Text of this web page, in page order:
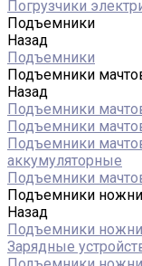
Погрузчики
Подъемники
Назад
Подъемники
Подъемники
Назад
Подъемники
Подъемники
Подъемники
аккумуляторные
Подъемники
Подъемники
Назад
Подъемники
Зарядные